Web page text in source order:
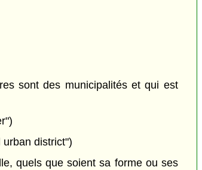
sont des municipalités et qui est
district")
quels que soient sa forme ou ses